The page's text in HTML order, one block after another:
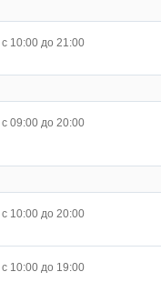
10:00 до 21:00
09:00 до 20:00
10:00 до 20:00
10:00 до 19:00